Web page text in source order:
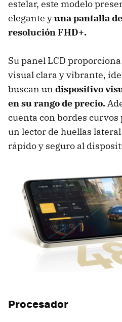
estelar, este modelo
elegante yuna pantalla
resolución FHD+.
Su panel LCD
visual clara y vibrante,
buscan un dispositivo
en su rango de precio.
cuenta con bordes
un lector de huellas
rápido y seguro al
Procesador